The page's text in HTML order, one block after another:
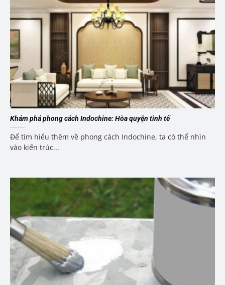
Khám phá phong cách Indochine: Hòa quyện tinh tế
Để tìm hiểu thêm về phong cách Indochine, ta có thể nhìn
vào kiến trúc...